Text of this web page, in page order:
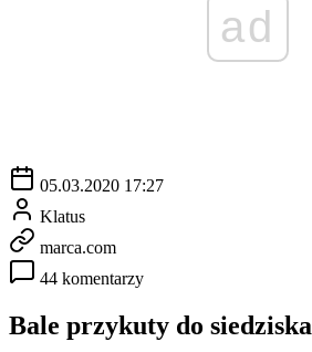
ad
05.03.2020 17:27
Klatus
marca.com
44 komentarzy
Bale przykuty do siedziska